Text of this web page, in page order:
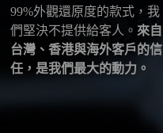
99%外觀還原度的款式，我
們堅決不提供給客人。 來自
台灣、香港與海外客戶的信
任，是我們最大的動力。